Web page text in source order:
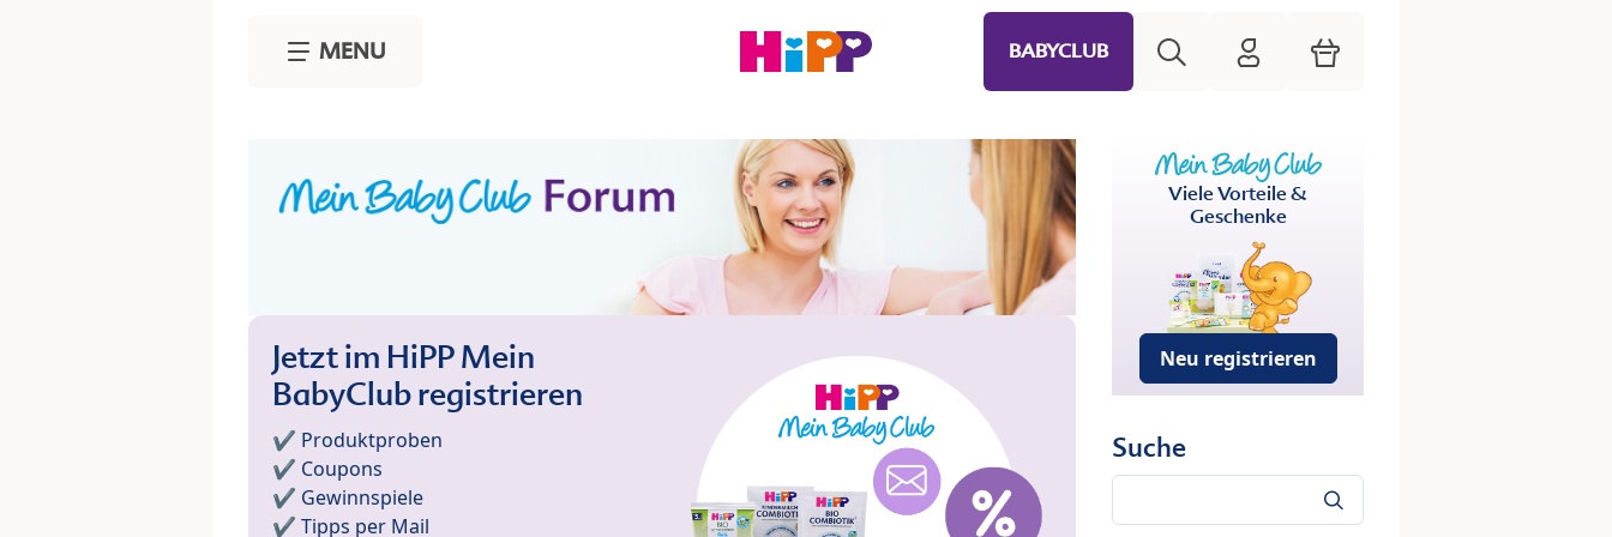
MENU BABYCLUB HiPP Mein Babyclub
Warenkorb
Jetzt im HiPP Mein
BabyClub registrieren
✔️ Produktproben
✔️ Coupons
✔️ Gewinnspiele
✔️ Tipps per Mail
Viele Vorteile &
Geschenke
Neu registrieren
Suche